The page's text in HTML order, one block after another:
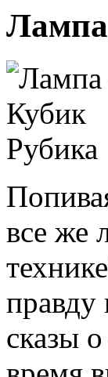
все же
правду
сказы